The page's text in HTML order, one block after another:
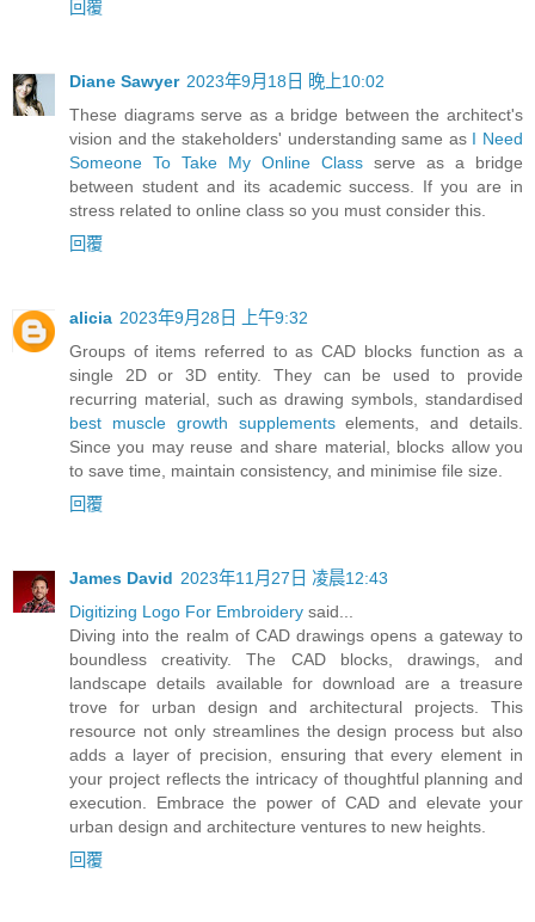
回覆
Diane Sawyer 2023年9月18日 晚上10:02
These diagrams serve as a bridge between the architect's
vision and the stakeholders' understanding same as I Need
Someone To Take My Online Class serve as a bridge
between student and its academic success. If you are in
stress related to online class so you must consider this.
回覆
alicia 2023年9月28日 上午9:32
Groups of items referred to as CAD blocks function as a
single 2D or 3D entity. They can be used to provide
recurring material, such as drawing symbols, standardised
best muscle growth supplementselements, and details.
Since you may reuse and share material, blocks allow you
to save time, maintain consistency, and minimise file size.
回覆
James David 2023年11月27日 凌晨12:43
Digitizing Logo For Embroidery said...
Diving into the realm of CAD drawings opens a gateway to
boundless creativity. The CAD blocks, drawings, and
landscape details available for download are a treasure
trove for urban design and architectural projects. This
resource not only streamlines the design process but also
adds a layer of precision, ensuring that every element in
your project reflects the intricacy of thoughtful planning and
execution. Embrace the power of CAD and elevate your
urban design and architecture ventures to new heights.
回覆